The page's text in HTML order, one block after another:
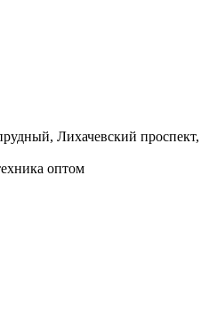
Лихачевский проспект,
оптом